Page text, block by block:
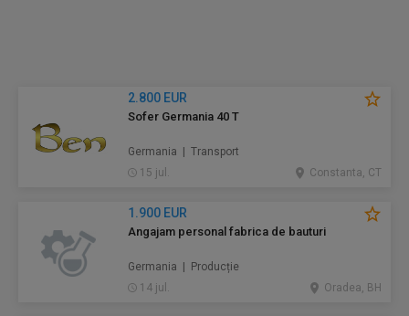
2.800 EUR
Sofer Germania 40 T
Germania | Transport
15 jul.
Constanta, CT
1.900 EUR
Angajam personal fabrica de bauturi
Germania | Producție
14 jul.
Oradea, BH